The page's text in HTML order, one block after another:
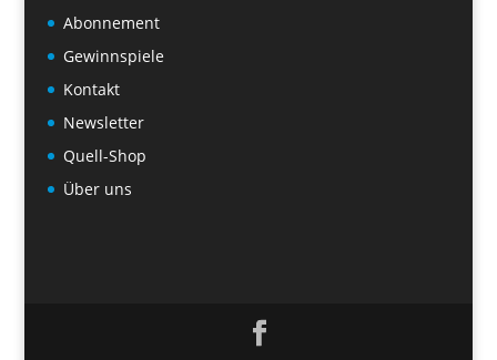
Abonnement
Gewinnspiele
Kontakt
Newsletter
Quell-Shop
Über uns